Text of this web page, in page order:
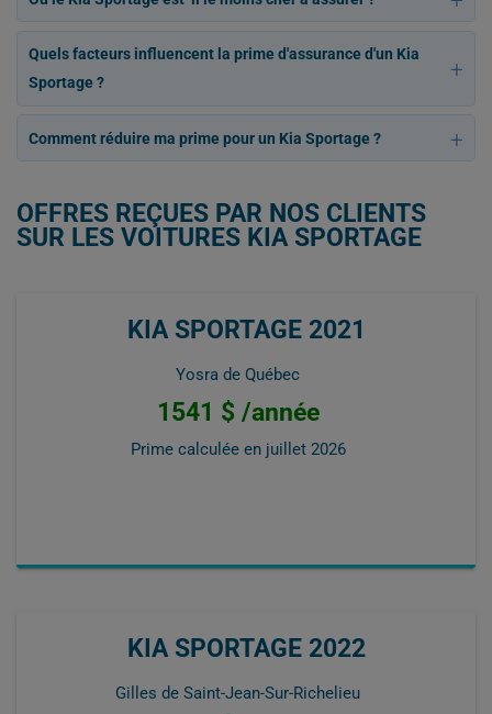
Quels facteurs influencent la prime d'assurance d'un Kia
Sportage ?
Comment réduire ma prime pour un Kia Sportage ?
OFFRES REÇUES PAR NOS CLIENTS
SUR LES VOITURES KIA SPORTAGE
KIA SPORTAGE 2021
Yosra de Québec
1541 $ /année
Prime calculée en juillet 2026
KIA SPORTAGE 2022
Gilles de Saint-Jean-Sur-Richelieu